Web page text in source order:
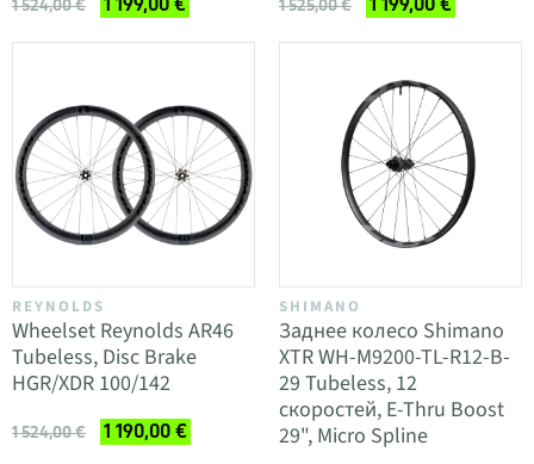
1 524,00 € 1 525,00 €
REYNOLDS
Wheelset Reynolds AR46
Tubeless, Disc Brake
HGR/XDR 100/142
1 524,00 € 1 190,00 €
SHIMANO
Заднее колесо Shimano
XTR WH-M9200-TL-R12-B-
29 Tubeless, 12
скоростей, E-Thru Boost
29", Micro Spline